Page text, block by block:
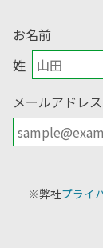
お名前
姓
メールアドレス
※弊社プライ